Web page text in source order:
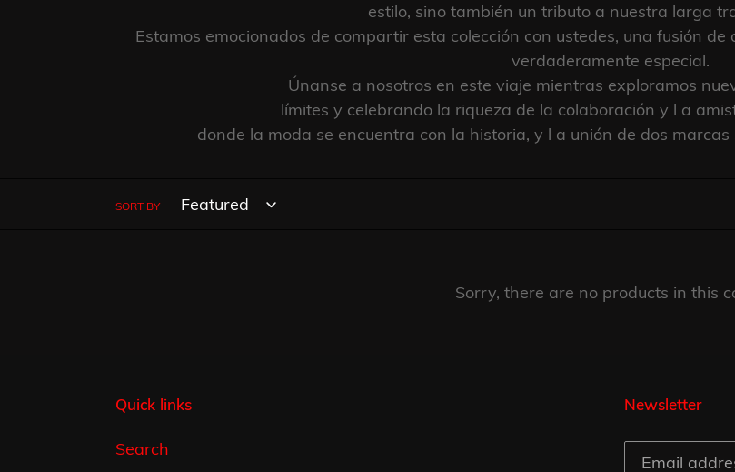
estilo, sino también un tributo a nuestra larga
Estamos emocionados de compartir esta colección con ustedes, una fusión
verdaderamente especial.
Únanse a nosotros en este viaje mientras exploramos
límites y celebrando la riqueza de la colaboración y l a
donde la moda se encuentra con la historia, y l a unión de dos
SORT BY
Sorry, there are no products in this
Quick links
Search
Newsletter